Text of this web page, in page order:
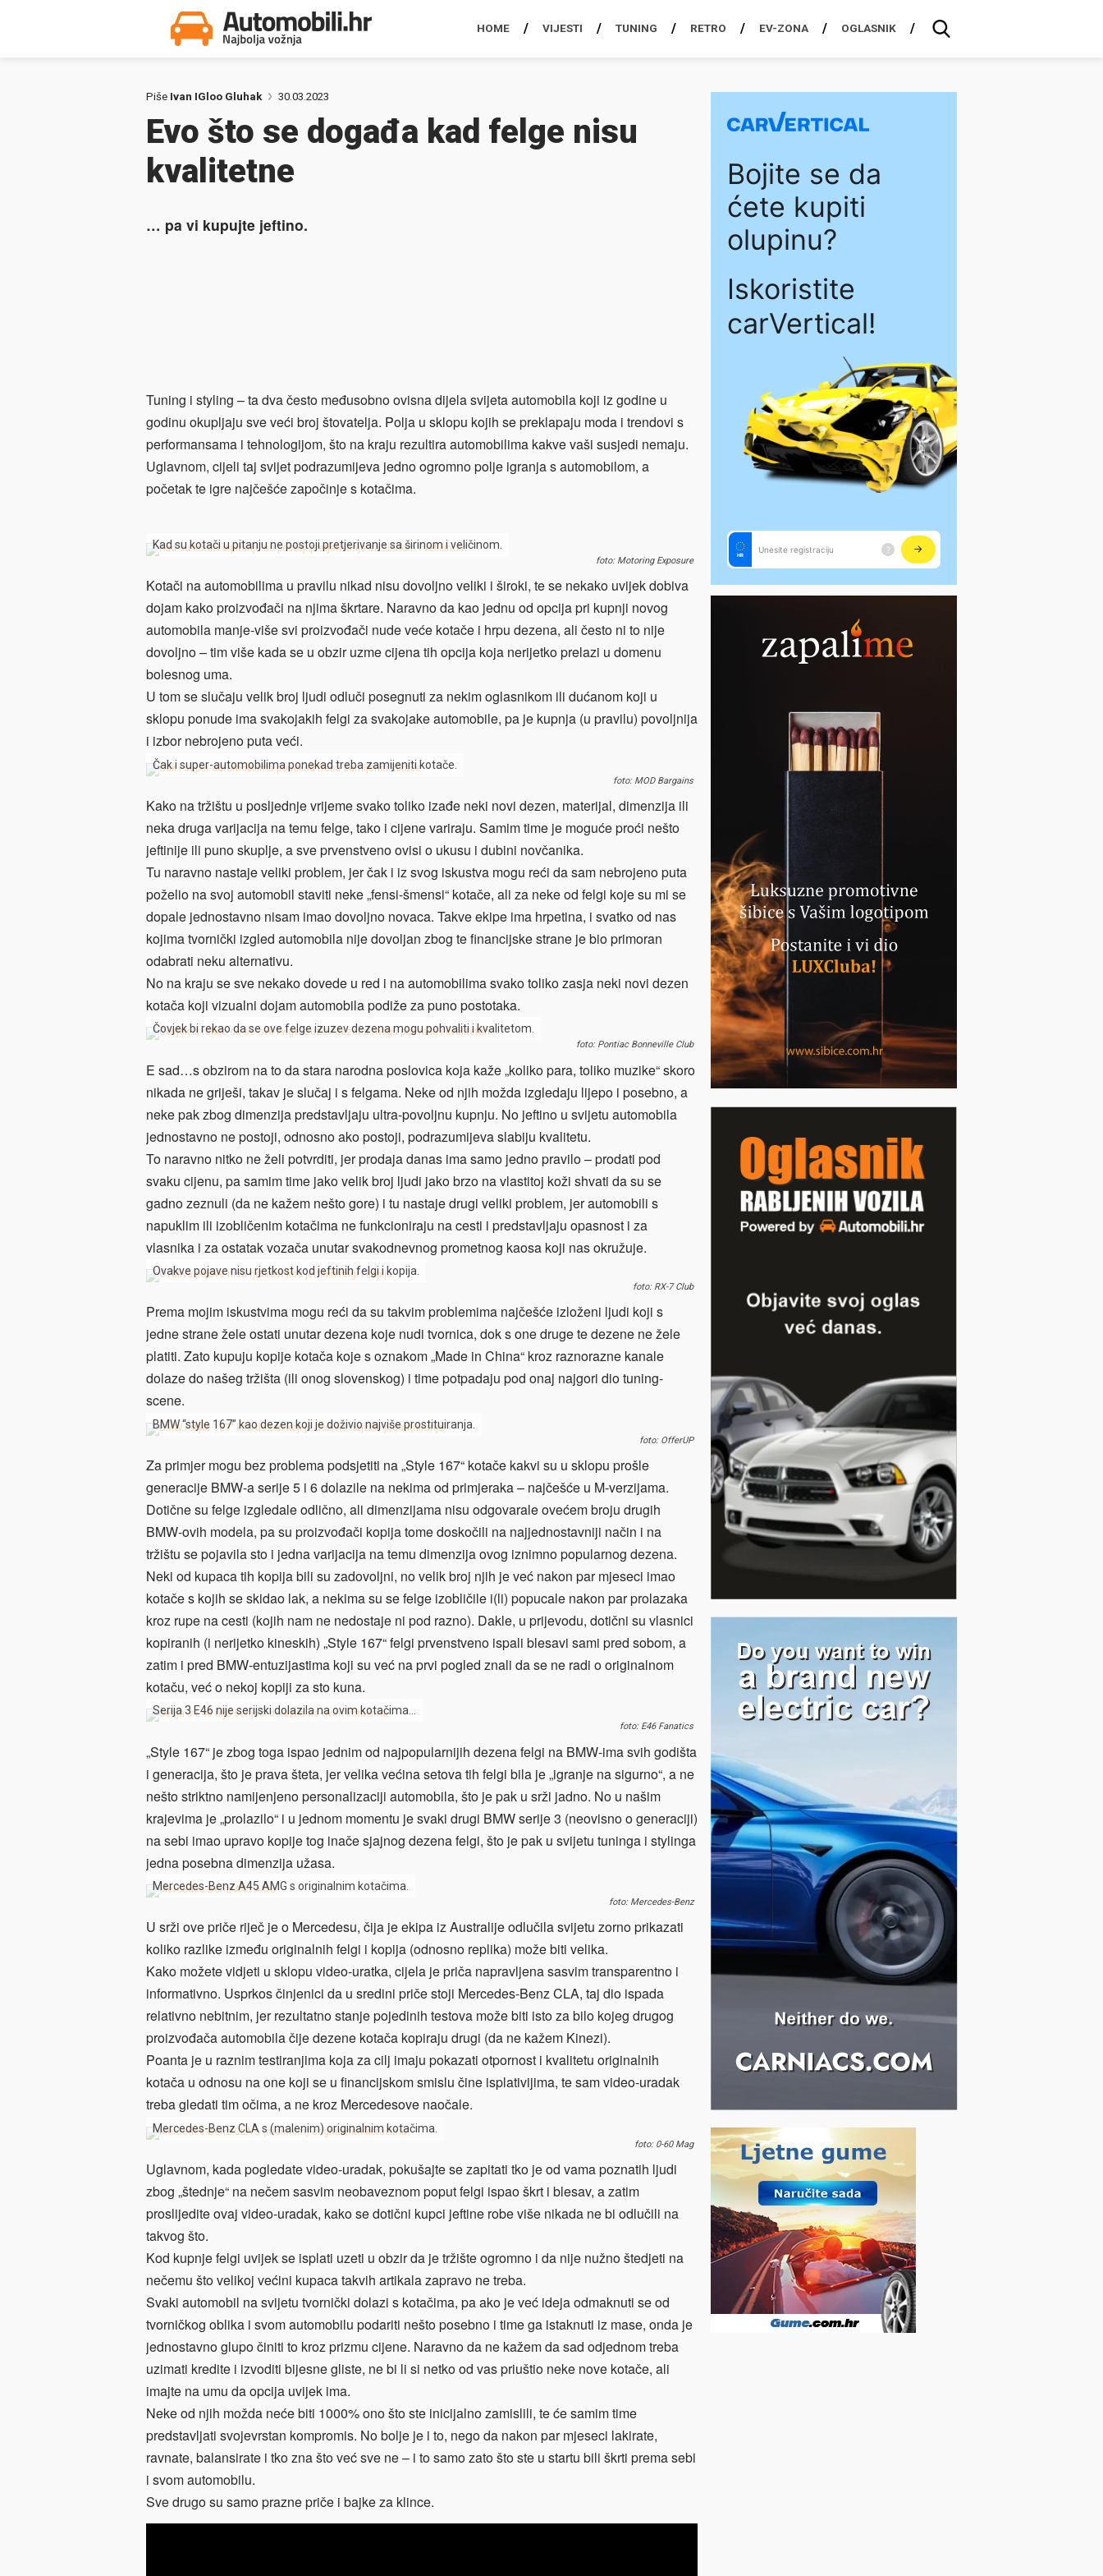
HOME VIJESTI TUNING RETRO EV-ZONA OGLASNIK
Piše Ivan IGloo Gluhak 30.03.2023
Evo što se događa kad felge nisu
kvalitetne
… pa vi kupujte jeftino.
Tuning i styling – ta dva često međusobno ovisna dijela svijeta automobila koji iz godine u
godinu okupljaju sve veći broj štovatelja. Polja u sklopu kojih se preklapaju moda i trendovi s
performansama i tehnologijom, što na kraju rezultira automobilima kakve vaši susjedi nemaju.
Uglavnom, cijeli taj svijet podrazumijeva jedno ogromno polje igranja s automobilom, a
početak te igre najčešće započinje s kotačima.
Kad su kotači u pitanju ne postoji pretjerivanje sa širinom i veličinom.
foto: Motoring Exposure
Kotači na automobilima u pravilu nikad nisu dovoljno veliki i široki, te se nekako uvijek dobiva
dojam kako proizvođači na njima škrtare. Naravno da kao jednu od opcija pri kupnji novog
automobila manje-više svi proizvođači nude veće kotače i hrpu dezena, ali često ni to nije
dovoljno – tim više kada se u obzir uzme cijena tih opcija koja nerijetko prelazi u domenu
bolesnog uma.
U tom se slučaju velik broj ljudi odluči posegnuti za nekim oglasnikom ili dućanom koji u
sklopu ponude ima svakojakih felgi za svakojake automobile, pa je kupnja (u pravilu) povoljnija
i izbor nebrojeno puta veći.
Čak i super-automobilima ponekad treba zamijeniti kotače.
foto: MOD Bargains
Kako na tržištu u posljednje vrijeme svako toliko izađe neki novi dezen, materijal, dimenzija ili
neka druga varijacija na temu felge, tako i cijene variraju. Samim time je moguće proći nešto
jeftinije ili puno skuplje, a sve prvenstveno ovisi o ukusu i dubini novčanika.
Tu naravno nastaje veliki problem, jer čak i iz svog iskustva mogu reći da sam nebrojeno puta
poželio na svoj automobil staviti neke „fensi-šmensi“ kotače, ali za neke od felgi koje su mi se
dopale jednostavno nisam imao dovoljno novaca. Takve ekipe ima hrpetina, i svatko od nas
kojima tvornički izgled automobila nije dovoljan zbog te financijske strane je bio primoran
odabrati neku alternativu.
No na kraju se sve nekako dovede u red i na automobilima svako toliko zasja neki novi dezen
kotača koji vizualni dojam automobila podiže za puno postotaka.
Čovjek bi rekao da se ove felge izuzev dezena mogu pohvaliti i kvalitetom.
foto: Pontiac Bonneville Club
E sad…s obzirom na to da stara narodna poslovica koja kaže „koliko para, toliko muzike“ skoro
nikada ne griješi, takav je slučaj i s felgama. Neke od njih možda izgledaju lijepo i posebno, a
neke pak zbog dimenzija predstavljaju ultra-povoljnu kupnju. No jeftino u svijetu automobila
jednostavno ne postoji, odnosno ako postoji, podrazumijeva slabiju kvalitetu.
To naravno nitko ne želi potvrditi, jer prodaja danas ima samo jedno pravilo – prodati pod
svaku cijenu, pa samim time jako velik broj ljudi jako brzo na vlastitoj koži shvati da su se
gadno zeznuli (da ne kažem nešto gore) i tu nastaje drugi veliki problem, jer automobili s
napuklim ili izobličenim kotačima ne funkcioniraju na cesti i predstavljaju opasnost i za
vlasnika i za ostatak vozača unutar svakodnevnog prometnog kaosa koji nas okružuje.
Ovakve pojave nisu rjetkost kod jeftinih felgi i kopija.
foto: RX-7 Club
Prema mojim iskustvima mogu reći da su takvim problemima najčešće izloženi ljudi koji s
jedne strane žele ostati unutar dezena koje nudi tvornica, dok s one druge te dezene ne žele
platiti. Zato kupuju kopije kotača koje s oznakom „Made in China“ kroz raznorazne kanale
dolaze do našeg tržišta (ili onog slovenskog) i time potpadaju pod onaj najgori dio tuning-
scene.
BMW “style 167” kao dezen koji je doživio najviše prostituiranja.
foto: OfferUP
Za primjer mogu bez problema podsjetiti na „Style 167“ kotače kakvi su u sklopu prošle
generacije BMW-a serije 5 i 6 dolazile na nekima od primjeraka – najčešće u M-verzijama.
Dotične su felge izgledale odlično, ali dimenzijama nisu odgovarale ovećem broju drugih
BMW-ovih modela, pa su proizvođači kopija tome doskočili na najjednostavniji način i na
tržištu se pojavila sto i jedna varijacija na temu dimenzija ovog iznimno popularnog dezena.
Neki od kupaca tih kopija bili su zadovoljni, no velik broj njih je već nakon par mjeseci imao
kotače s kojih se skidao lak, a nekima su se felge izobličile i(li) popucale nakon par prolazaka
kroz rupe na cesti (kojih nam ne nedostaje ni pod razno). Dakle, u prijevodu, dotični su vlasnici
kopiranih (i nerijetko kineskih) „Style 167“ felgi prvenstveno ispali blesavi sami pred sobom, a
zatim i pred BMW-entuzijastima koji su već na prvi pogled znali da se ne radi o originalnom
kotaču, već o nekoj kopiji za sto kuna.
Serija 3 E46 nije serijski dolazila na ovim kotačima…
foto: E46 Fanatics
„Style 167“ je zbog toga ispao jednim od najpopularnijih dezena felgi na BMW-ima svih godišta
i generacija, što je prava šteta, jer velika većina setova tih felgi bila je „igranje na sigurno“, a ne
nešto striktno namijenjeno personalizaciji automobila, što je pak u srži jadno. No u našim
krajevima je „prolazilo“ i u jednom momentu je svaki drugi BMW serije 3 (neovisno o generaciji)
na sebi imao upravo kopije tog inače sjajnog dezena felgi, što je pak u svijetu tuninga i stylinga
jedna posebna dimenzija užasa.
Mercedes-Benz A45 AMG s originalnim kotačima.
foto: Mercedes-Benz
U srži ove priče riječ je o Mercedesu, čija je ekipa iz Australije odlučila svijetu zorno prikazati
koliko razlike između originalnih felgi i kopija (odnosno replika) može biti velika.
Kako možete vidjeti u sklopu video-uratka, cijela je priča napravljena sasvim transparentno i
informativno. Usprkos činjenici da u sredini priče stoji Mercedes-Benz CLA, taj dio ispada
relativno nebitnim, jer rezultatno stanje pojedinih testova može biti isto za bilo kojeg drugog
proizvođača automobila čije dezene kotača kopiraju drugi (da ne kažem Kinezi).
Poanta je u raznim testiranjima koja za cilj imaju pokazati otpornost i kvalitetu originalnih
kotača u odnosu na one koji se u financijskom smislu čine isplativijima, te sam video-uradak
treba gledati tim očima, a ne kroz Mercedesove naočale.
Mercedes-Benz CLA s (malenim) originalnim kotačima.
foto: 0-60 Mag
Uglavnom, kada pogledate video-uradak, pokušajte se zapitati tko je od vama poznatih ljudi
zbog „štednje“ na nečem sasvim neobaveznom poput felgi ispao škrt i blesav, a zatim
proslijedite ovaj video-uradak, kako se dotični kupci jeftine robe više nikada ne bi odlučili na
takvog što.
Kod kupnje felgi uvijek se isplati uzeti u obzir da je tržište ogromno i da nije nužno štedjeti na
nečemu što velikoj većini kupaca takvih artikala zapravo ne treba.
Svaki automobil na svijetu tvornički dolazi s kotačima, pa ako je već ideja odmaknuti se od
tvorničkog oblika i svom automobilu podariti nešto posebno i time ga istaknuti iz mase, onda je
jednostavno glupo činiti to kroz prizmu cijene. Naravno da ne kažem da sad odjednom treba
uzimati kredite i izvoditi bijesne gliste, ne bi li si netko od vas priuštio neke nove kotače, ali
imajte na umu da opcija uvijek ima.
Neke od njih možda neće biti 1000% ono što ste inicijalno zamislili, te će samim time
predstavljati svojevrstan kompromis. No bolje je i to, nego da nakon par mjeseci lakirate,
ravnate, balansirate i tko zna što već sve ne – i to samo zato što ste u startu bili škrti prema sebi
i svom automobilu.
Sve drugo su samo prazne priče i bajke za klince.